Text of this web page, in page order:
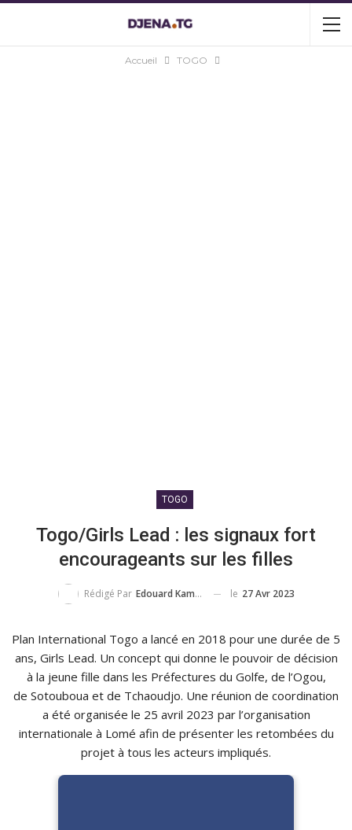
Accueil TOGO
TOGO
Togo/Girls Lead : les signaux fort
encourageants sur les filles
Rédigé Par Edouard Kami AGBETOU le 27 Avr 2023
Plan International Togo a lancé en 2018 pour une durée de 5
ans, Girls Lead. Un concept qui donne le pouvoir de décision
à la jeune fille dans les Préfectures du Golfe, de l’Ogou,
de Sotouboua et de Tchaoudjo. Une réunion de coordination
a été organisée le 25 avril 2023 par l’organisation
internationale à Lomé afin de présenter les retombées du
projet à tous les acteurs impliqués.